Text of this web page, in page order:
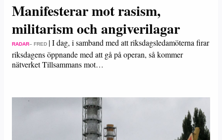
Manifesterar mot rasism,
militarism och angiverilagar
RADAR– FRED |I dag, i samband med att riksdagsledamöterna firar
riksdagens öppnande med att gå på operan, så kommer
nätverket Tillsammans mot…